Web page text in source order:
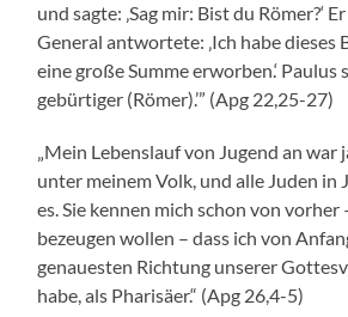
und sagte: ‚Sag mir: Bist du Römer?‘ Er
General antwortete: ‚Ich habe dieses
eine große Summe erworben.‘ Paulus
gebürtiger (Römer).’” (Apg 22,25-27)
„Mein Lebenslauf von Jugend an war
unter meinem Volk, und alle Juden in
es. Sie kennen mich schon von vorher
bezeugen wollen – dass ich von
genauesten Richtung unserer
habe, als Pharisäer.“ (Apg 26,4-5)